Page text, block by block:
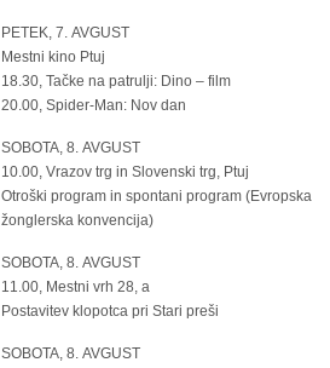
PETEK, 7. AVGUST
Mestni kino Ptuj
18.30, Tačke na patrulji: Dino – film
20.00, Spider-Man: Nov dan
SOBOTA, 8. AVGUST
10.00, Vrazov trg in Slovenski trg, Ptuj
Otroški program in spontani program (Evropska
žonglerska konvencija)
SOBOTA, 8. AVGUST
11.00, Mestni vrh 28, a
Postavitev klopotca pri Stari preši
SOBOTA, 8. AVGUST